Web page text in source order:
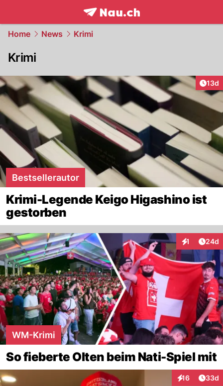
frontpage.NAU.ch
Home News Krimi
Krimi
13d
Bestsellerautor
Krimi-Legende Keigo Higashino ist
gestorben
1
Interaktionen
24d
WM-Krimi
So fieberte Olten beim Nati-Spiel mit
16
Interaktionen
33d